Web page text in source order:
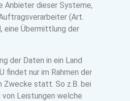
Anbieter dieser Systeme,
(Art.
eine Übermittlung der
der Daten in ein Land
findet nur im Rahmen der
Zwecke statt. So z.B. bei
Leistungen welche